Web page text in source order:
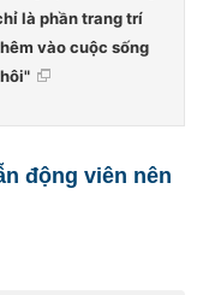
là phần trang trí
vào cuộc sống
động viên nên